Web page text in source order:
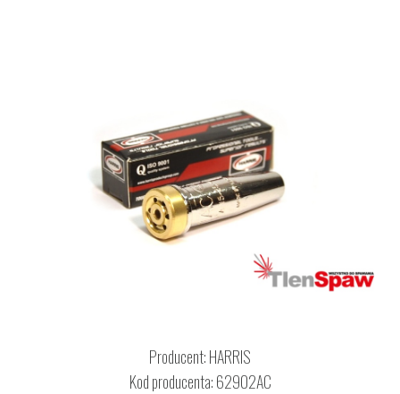
Producent:HARRIS
Kod producenta: 62902AC